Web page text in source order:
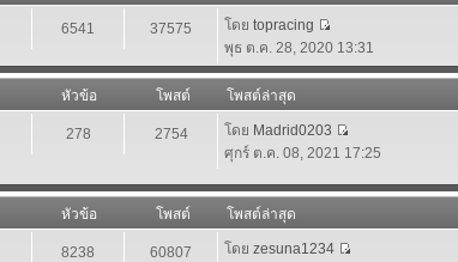
6541 37575 โดย topracing
พุธ ต.ค. 28, 2020 13:31
หัวข้อ โพสต์
โพสต์ล่าสุด
278 2754 โดย Madrid0203
ศุกร์ ต.ค. 08, 2021 17:25
หัวข้อ โพสต์
โพสต์ล่าสุด
8238 60807 โดย zesuna1234